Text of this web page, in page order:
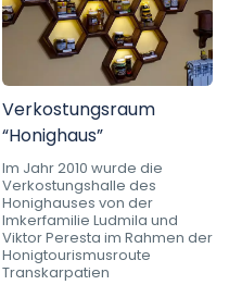
Verkostungsraum
“Honighaus”
Im Jahr 2010 wurde die
Verkostungshalle des
Honighauses von der
Imkerfamilie Ludmila und
Viktor Peresta im Rahmen der
Honigtourismusroute
Transkarpatien